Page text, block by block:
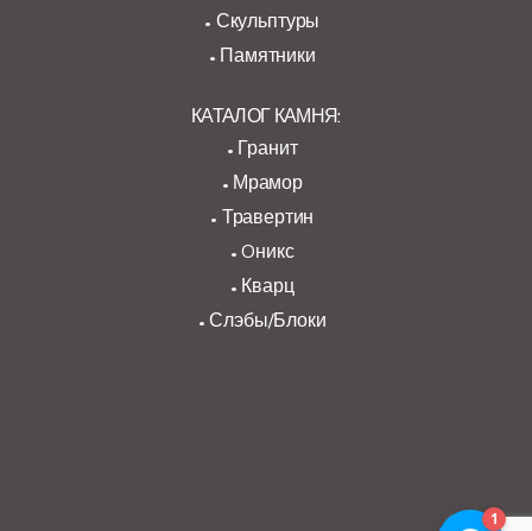
Скульптуры
Памятники
КАТАЛОГ КАМНЯ:
Гранит
Мрамор
Травертин
Oникс
Кварц
Слэбы/Блоки